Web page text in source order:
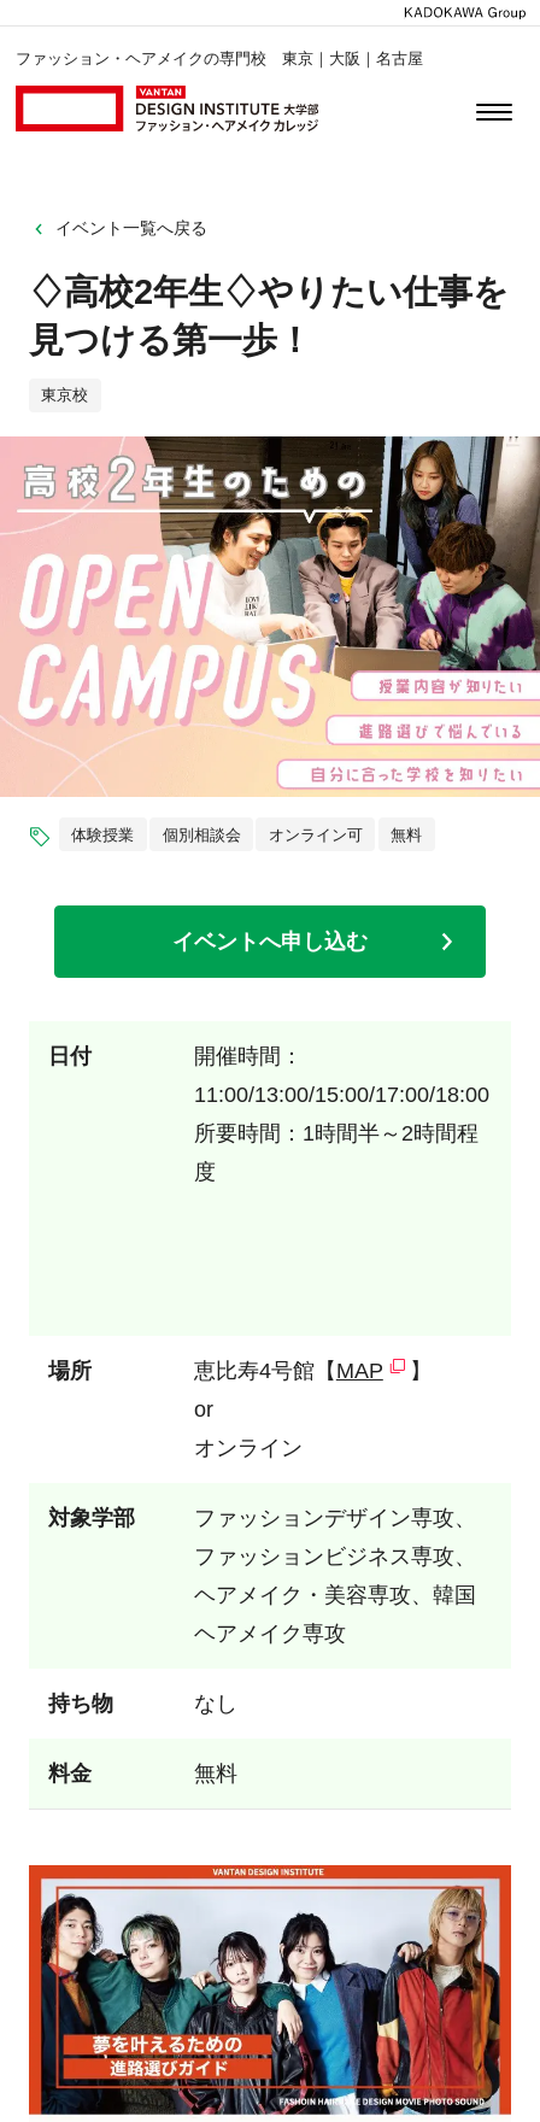
ファッション・ヘアメイクの専門校 東京｜大阪｜名古屋
イベント一覧へ戻る
♢高校2年生♢やりたい仕事を
見つける第一歩！
東京校
体験授業 個別相談会 オンライン可 無料
イベントへ申し込む
日付
開催時間：
11:00/13:00/15:00/17:00/18:00
所要時間：1時間半～2時間程
度
場所 恵比寿4号館【 MAP
】
or
オンライン
対象学部
ファッションデザイン専攻、
ファッションビジネス専攻、
ヘアメイク・美容専攻、韓国
ヘアメイク専攻
持ち物 なし
料金 無料